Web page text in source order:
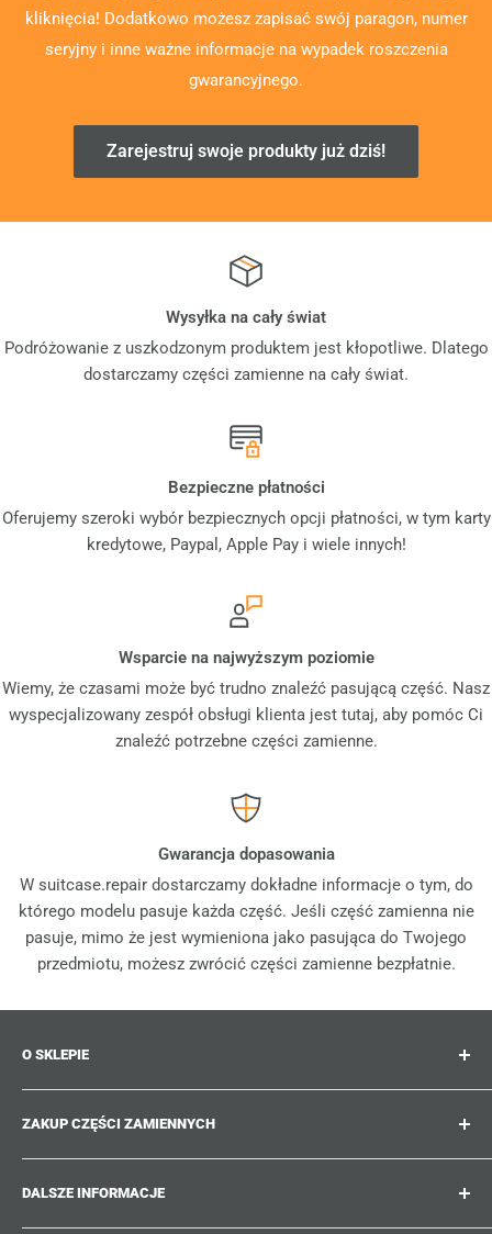
kliknięcia! Dodatkowo możesz zapisać swój paragon, numer
seryjny i inne ważne informacje na wypadek roszczenia
gwarancyjnego.
Zarejestruj swoje produkty już dziś!
Wysyłka na cały świat
Podróżowanie z uszkodzonym produktem jest kłopotliwe. Dlatego
dostarczamy części zamienne na cały świat.
Bezpieczne płatności
Oferujemy szeroki wybór bezpiecznych opcji płatności, w tym karty
kredytowe, Paypal, Apple Pay i wiele innych!
Wsparcie na najwyższym poziomie
Wiemy, że czasami może być trudno znaleźć pasującą część. Nasz
wyspecjalizowany zespół obsługi klienta jest tutaj, aby pomóc Ci
znaleźć potrzebne części zamienne.
Gwarancja dopasowania
W suitcase.repair dostarczamy dokładne informacje o tym, do
którego modelu pasuje każda część. Jeśli część zamienna nie
pasuje, mimo że jest wymieniona jako pasująca do Twojego
przedmiotu, możesz zwrócić części zamienne bezpłatnie.
O SKLEPIE
Suitcase.repair to Twój sklep jednorazowy dla części
zamiennych, akcesoriów i ulepszeń do Twoich
ukochanych walizek, wózków i toreb. W suitcase.repair
możesz robić zakupy z pewnością, że nasze części
ZAKUP CZĘŚCI ZAMIENNYCH
Gdzie mogę znaleźć numer mojego produktu?
Jakie uszkodzenia można naprawić?
DALSZE INFORMACJE